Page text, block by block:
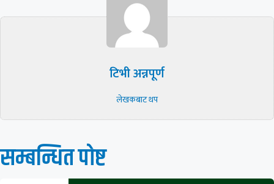
टिभी अन्नपूर्ण
लेखकबाट थप
सम्बन्धित पाेष्ट